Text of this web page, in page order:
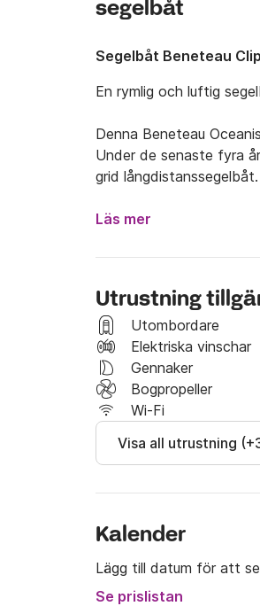
segelbåt
Segelbåt Beneteau
En rymlig och luftig
Denna Beneteau
Under de senaste fyra
grid långdistanssegelbåt.
Läs mer
Utrustning
Utombordare
Elektriska vinschar
Gennaker
Bogpropeller
Wi-Fi
Visa all utrustning
Kalender
Lägg till datum för att
Se prislistan